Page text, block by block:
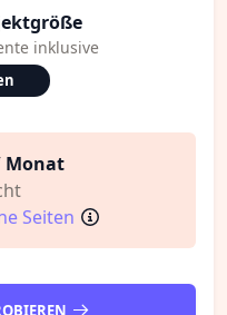
inklusive
Monat
Seiten